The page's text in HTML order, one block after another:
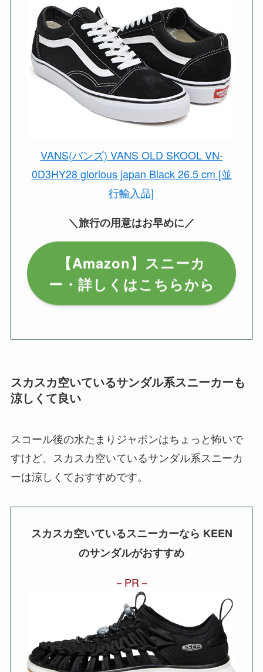
VANS(バンズ) VANS OLD SKOOL VN-
0D3HY28 glorious japan Black 26.5 cm [並
行輸入品]
＼旅行の用意はお早めに／
【Amazon】スニーカ
ー・詳しくはこちらから
スカスカ空いているサンダル系スニーカーも
涼しくて良い
スコール後の水たまりジャポンはちょっと怖いで
すけど、スカスカ空いているサンダル系スニーカ
ーは涼しくておすすめです。
スカスカ空いているスニーカーなら KEEN
のサンダルがおすすめ
PR